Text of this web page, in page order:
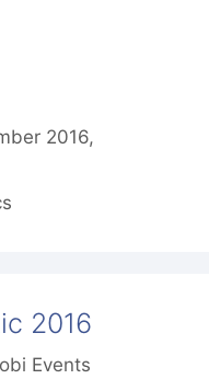
2016,
2016
Events